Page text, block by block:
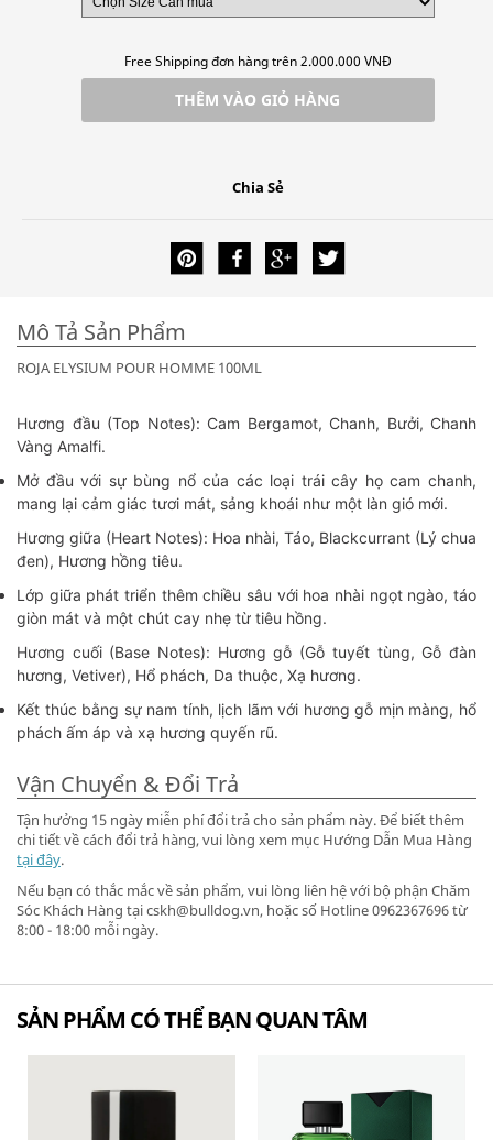
Free Shipping đơn hàng trên 2.000.000 VNĐ
THÊM VÀO GIỎ HÀNG
Chia Sẻ
Mô Tả Sản Phẩm
ROJA ELYSIUM POUR HOMME 100ML
Hương đầu (Top Notes): Cam Bergamot, Chanh, Bưởi, Chanh
Vàng Amalfi.
Mở đầu với sự bùng nổ của các loại trái cây họ cam chanh,
mang lại cảm giác tươi mát, sảng khoái như một làn gió mới.
Hương giữa (Heart Notes): Hoa nhài, Táo, Blackcurrant (Lý chua
đen), Hương hồng tiêu.
Lớp giữa phát triển thêm chiều sâu với hoa nhài ngọt ngào, táo
giòn mát và một chút cay nhẹ từ tiêu hồng.
Hương cuối (Base Notes): Hương gỗ (Gỗ tuyết tùng, Gỗ đàn
hương, Vetiver), Hổ phách, Da thuộc, Xạ hương.
Kết thúc bằng sự nam tính, lịch lãm với hương gỗ mịn màng, hổ
phách ấm áp và xạ hương quyến rũ.
Vận Chuyển & Đổi Trả
Tận hưởng 15 ngày miễn phí đổi trả cho sản phẩm này. Để biết thêm
chi tiết về cách đổi trả hàng, vui lòng xem mục Hướng Dẫn Mua Hàng
tại đây.
Nếu bạn có thắc mắc về sản phẩm, vui lòng liên hệ với bộ phận Chăm
Sóc Khách Hàng tại cskh@bulldog.vn, hoặc số Hotline 0962367696 từ
8:00 - 18:00 mỗi ngày.
SẢN PHẨM CÓ THỂ BẠN QUAN TÂM